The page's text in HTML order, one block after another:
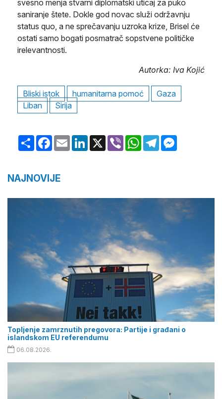
svesno menja stvarni diplomatski uticaj za puko
saniranje štete. Dokle god novac služi održavnju
status quo, a ne sprečavanju uzroka krize, Brisel će
ostati samo bogati posmatrač sopstvene političke
irelevantnosti.
Autorka: Iva Kojić
Bliski istok humanitarna pomoć
Gaza
Liban
Sirija
ShareFacebook
Email LinkedIn
X Viber WhatsApp
Telegram
NAJNOVIJE
Topljenje zamrznutih pregovora: Partije i građani o
islandskom EU referendumu
06.08.2026.